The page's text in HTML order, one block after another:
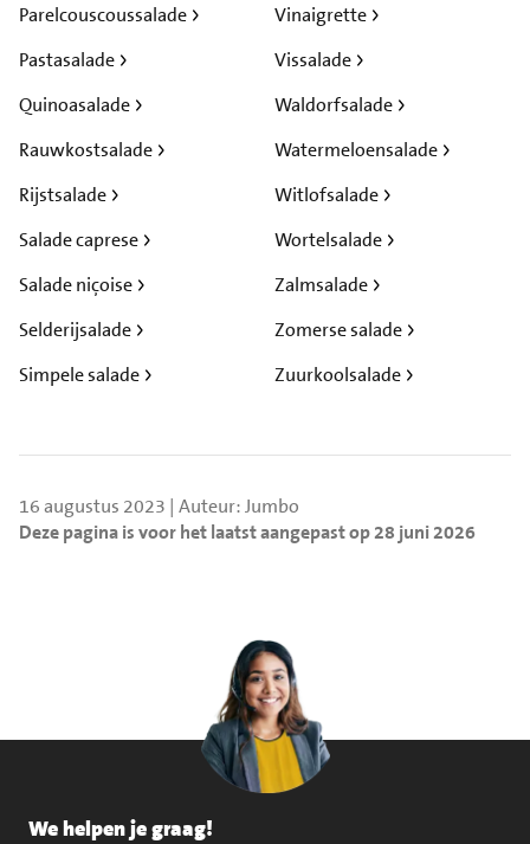
Parelcouscoussalade
Pastasalade
Quinoasalade
Rauwkostsalade
Rijstsalade
Salade caprese
Salade niçoise
Selderijsalade
Simpele salade
Vinaigrette
Vissalade
Waldorfsalade
Watermeloensalade
Witlofsalade
Wortelsalade
Zalmsalade
Zomerse salade
Zuurkoolsalade
16 augustus 2023 | Auteur: Jumbo
Deze pagina is voor het laatst aangepast op 28 juni 2026
We helpen je graag!